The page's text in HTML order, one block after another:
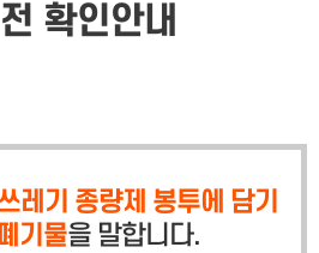
확인안내
레기 종량제 봉투에 담기
기물을 말합니다.